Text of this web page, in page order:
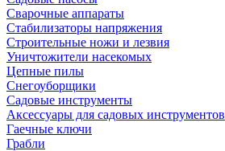
Сварочные аппараты
Стабилизаторы напряжения
Строительные ножи и лезвия
Уничтожители насекомых
Цепные пилы
Снегоуборщики
Садовые инструменты
Аксессуары для садовых инструментов
Гаечные ключи
Грабли